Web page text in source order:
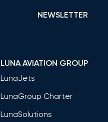
NEWSLETTER
LUNA AVIATION GROUP
LunaJets
LunaGroup Charter
LunaSolutions